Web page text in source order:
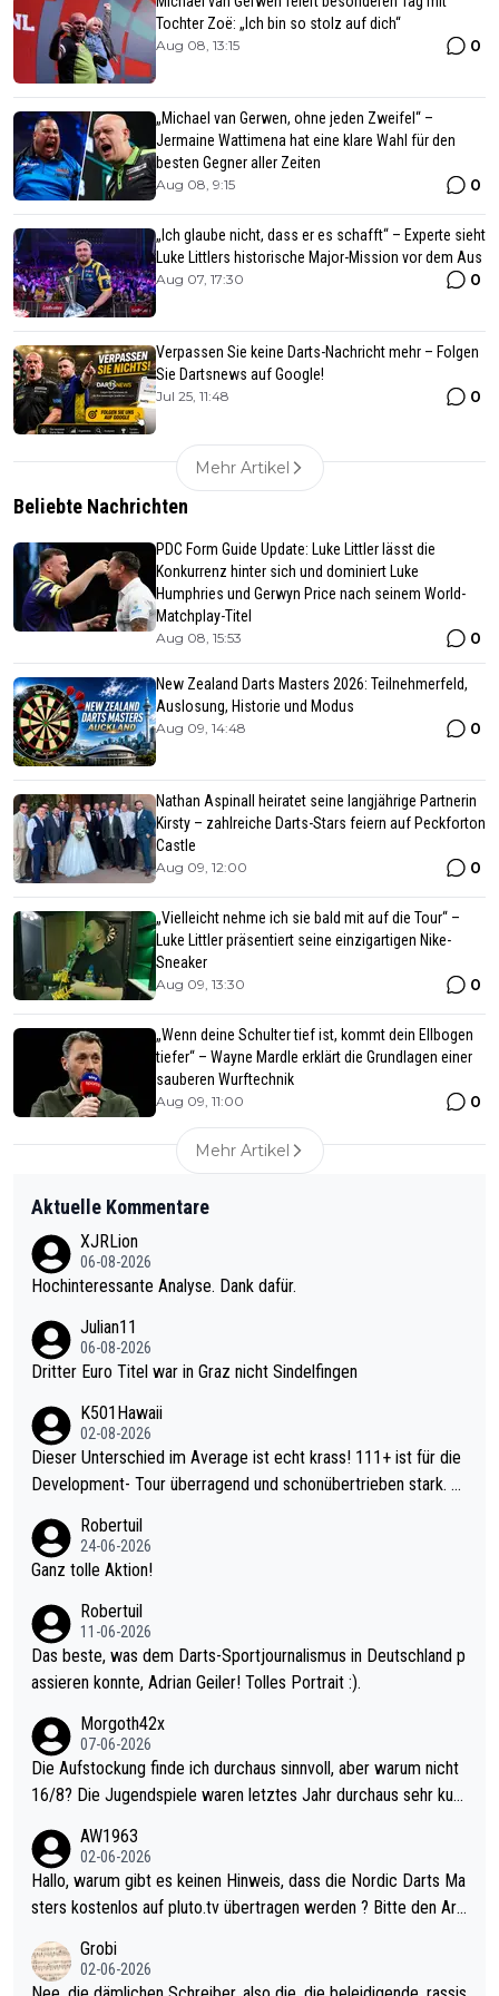
Tochter Zoë: „Ich bin so stolz auf dich“
Aug 08, 13:15 0
„Michael van Gerwen, ohne jeden Zweifel“ –
Jermaine Wattimena hat eine klare Wahl für den
besten Gegner aller Zeiten
Aug 08, 9:15 0
„Ich glaube nicht, dass er es schafft“ – Experte sieht
Luke Littlers historische Major-Mission vor dem Aus
Aug 07, 17:30 0
Verpassen Sie keine Darts-Nachricht mehr – Folgen
Sie Dartsnews auf Google!
Jul 25, 11:48 0
Mehr Artikel
Beliebte Nachrichten
PDC Form Guide Update: Luke Littler lässt die
Konkurrenz hinter sich und dominiert Luke
Humphries und Gerwyn Price nach seinem World-
Matchplay-Titel
Aug 08, 15:53 0
New Zealand Darts Masters 2026: Teilnehmerfeld,
Auslosung, Historie und Modus
Aug 09, 14:48 0
Nathan Aspinall heiratet seine langjährige Partnerin
Kirsty – zahlreiche Darts-Stars feiern auf Peckforton
Castle
Aug 09, 12:00 0
„Vielleicht nehme ich sie bald mit auf die Tour“ –
Luke Littler präsentiert seine einzigartigen Nike-
Sneaker
Aug 09, 13:30 0
„Wenn deine Schulter tief ist, kommt dein Ellbogen
tiefer“ – Wayne Mardle erklärt die Grundlagen einer
sauberen Wurftechnik
Aug 09, 11:00 0
Mehr Artikel
Aktuelle Kommentare
XJRLion
06-08-2026
Hochinteressante Analyse. Dank dafür.
Julian11
06-08-2026
Dritter Euro Titel war in Graz nicht Sindelfingen
K501Hawaii
02-08-2026
Dieser Unterschied im Average ist echt krass! 111+ ist für die
Development- Tour überragend und schonübertrieben stark. U
mal 40+ erst recht. Da gewinnst keinen Blumentopf - ist ja noc
h krasser wie ein Pokalspiel eines Kreisligisten vs einem Bund
Robertuil
24-06-2026
Ganz tolle Aktion!
Robertuil
11-06-2026
Das beste, was dem Darts-Sportjournalismus in Deutschland p
assieren konnte, Adrian Geiler! Tolles Portrait :).
Morgoth42x
07-06-2026
Die Aufstockung finde ich durchaus sinnvoll, aber warum nicht
16/8? Die Jugendspiele waren letztes Jahr durchaus sehr kurz
Allerdings ist Mitchell Lawrie als Nummer 1 der Welt eh qualifi
ziert. Somit ändert die automatische Qualifikation des Weltmei
sters erstmal nichts. Ich denke sie wollen damit für nächstes J
ohl wenig WDF Turniere spielen. Dies war bei Archie Self letzt
es Jahr der Fall. Er musste als amtierender Weltmeister durch
AW1963
02-06-2026
Hallo, warum gibt es keinen Hinweis, dass die Nordic Darts Ma
sters kostenlos auf pluto.tv übertragen werden ? Bitte den Arti
Grobi
02-06-2026